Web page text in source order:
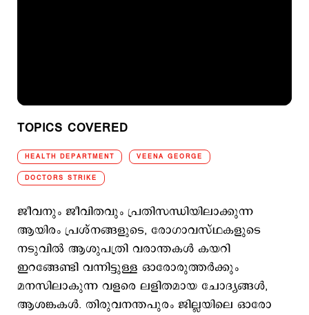
TOPICS COVERED
HEALTH DEPARTMENT VEENA GEORGE
DOCTORS STRIKE
ജീവനും ജീവിതവും പ്രതിസന്ധിയിലാക്കുന്ന
ആയിരം പ്രശ്നങ്ങളുടെ, രോഗാവസ്ഥകളുടെ
നടുവില്‍ ആശുപത്രി വരാന്തകള്‍ കയറി
ഇറങ്ങേണ്ടി വന്നിട്ടുള്ള ഓരോരുത്തര്‍ക്കും
മനസിലാകുന്ന വളരെ ലളിതമായ ചോദ്യങ്ങള്‍,
ആശങ്കകള്‍. തിരുവനന്തപുരം ജില്ലയിലെ ഓരോ